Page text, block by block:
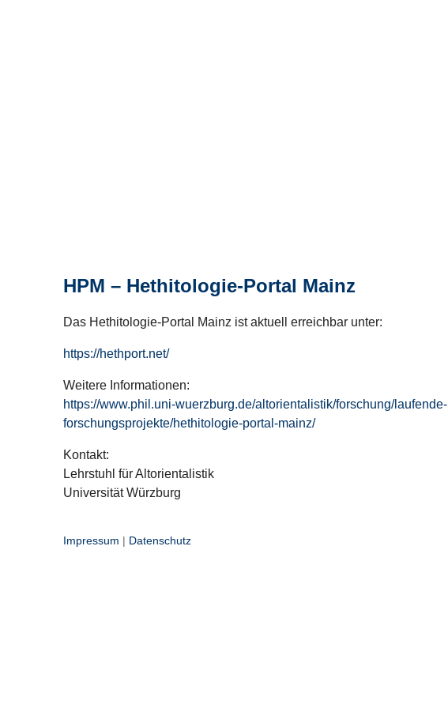
HPM – Hethitologie-Portal Mainz
Das Hethitologie-Portal Mainz ist aktuell erreichbar unter:
https://hethport.net/
Weitere Informationen:
https://www.phil.uni-wuerzburg.de/altorientalistik/forschung/laufende-
forschungsprojekte/hethitologie-portal-mainz/
Kontakt:
Lehrstuhl für Altorientalistik
Universität Würzburg
Impressum | Datenschutz